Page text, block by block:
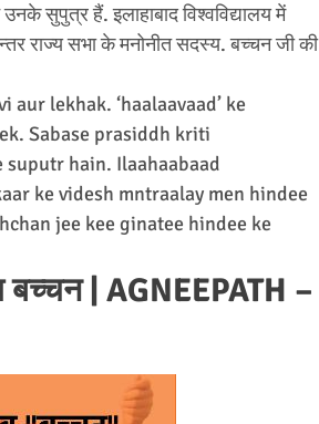
सुपुत्र हैं. इलाहाबाद विश्वविद्यालय में
राज्य सभा के मनोनीत सदस्य. बच्चन जी की
lekhak. ‘haalaavaad’ ke
Sabase prasiddh kriti
suputr hain. Ilaahaabaad
ke videsh mntraalay men hindee
jee kee ginatee hindee ke
बच्चन | AGNEEPATH –